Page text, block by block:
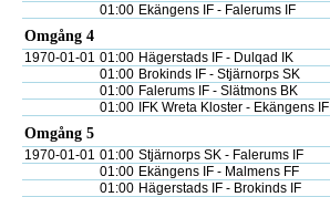
01:00 Ekängens IF - Falerums IF
Omgång 4
1970-01-01 01:00 Hägerstads IF - Dulqad IK
01:00 Brokinds IF - Stjärnorps SK
01:00 Falerums IF - Slätmons BK
01:00
IFK Wreta Kloster - Ekängens IF
Omgång 5
1970-01-01 01:00 Stjärnorps SK - Falerums IF
01:00 Ekängens IF - Malmens FF
01:00 Hägerstads IF - Brokinds IF